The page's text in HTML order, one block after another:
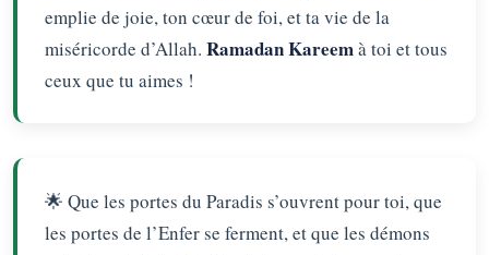
emplie de joie, ton cœur de foi, et ta vie de la
miséricorde d’Allah. Ramadan Kareemà toi et tous
ceux que tu aimes !
🌟 Que les portes du Paradis s’ouvrent pour toi, que
les portes de l’Enfer se ferment, et que les démons